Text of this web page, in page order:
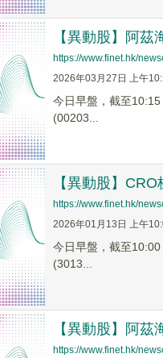
【異動股】阿
https://www.finet.hk/
2026年03月27日 上午
今日早盤，截至
(00203...
【異動股】
https://www.finet.hk/
2026年01月13日 上午
今日早盤，截至
(3013...
【異動股】阿
https://www.finet.hk/